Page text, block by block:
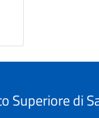
Superiore di